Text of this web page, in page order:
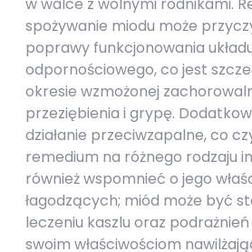
spożywanie miodu może
poprawy funkcjonowania
odpornościowego, co jest
okresie wzmożonej
przeziębienia i grypę.
działanie przeciwzapalne, co
remedium na różnego rodzaju
również wspomnieć o jego
łagodzących; miód może być
leczeniu kaszlu oraz podrażnień
swoim właściwościom